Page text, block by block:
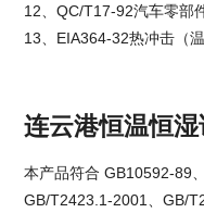
12、QC/T17-92汽车零部
13、EIA364-32热冲击（
连云港恒温恒
本产品符合 GB10592-89
GB/T2423.1-2001、GB/